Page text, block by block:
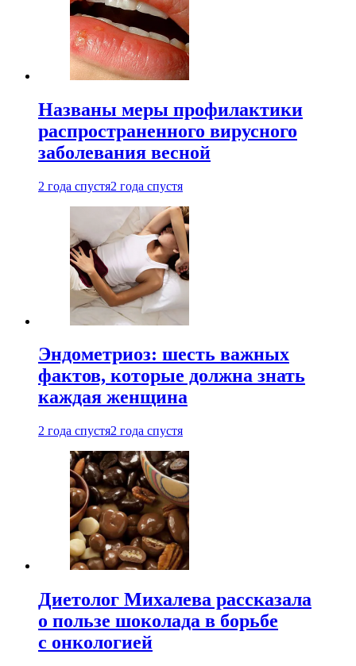
Названы меры профилактики
распространенного вирусного
заболевания весной
2 года спустя2 года спустя
Эндометриоз: шесть важных
фактов, которые должна знать
каждая женщина
2 года спустя2 года спустя
Диетолог Михалева рассказала
о пользе шоколада в борьбе
с онкологией